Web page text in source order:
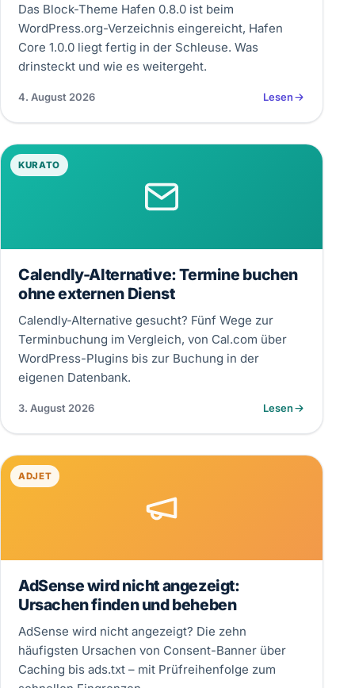
Das Block-Theme Hafen 0.8.0 ist beim
WordPress.org-Verzeichnis eingereicht, Hafen
Core 1.0.0 liegt fertig in der Schleuse. Was
drinsteckt und wie es weitergeht.
4. August 2026 Lesen
KURATO
Calendly-Alternative: Termine buchen
ohne externen Dienst
Calendly-Alternative gesucht? Fünf Wege zur
Terminbuchung im Vergleich, von Cal.com über
WordPress-Plugins bis zur Buchung in der
eigenen Datenbank.
3. August 2026 Lesen
ADJET
AdSense wird nicht angezeigt:
Ursachen finden und beheben
AdSense wird nicht angezeigt? Die zehn
häufigsten Ursachen von Consent-Banner über
Caching bis ads.txt – mit Prüfreihenfolge zum